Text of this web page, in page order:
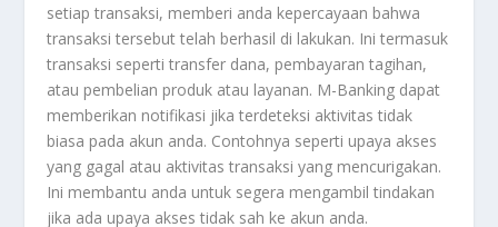
setiap transaksi, memberi anda kepercayaan bahwa
transaksi tersebut telah berhasil di lakukan. Ini termasuk
transaksi seperti transfer dana, pembayaran tagihan,
atau pembelian produk atau layanan. M-Banking dapat
memberikan notifikasi jika terdeteksi aktivitas tidak
biasa pada akun anda. Contohnya seperti upaya akses
yang gagal atau aktivitas transaksi yang mencurigakan.
Ini membantu anda untuk segera mengambil tindakan
jika ada upaya akses tidak sah ke akun anda.